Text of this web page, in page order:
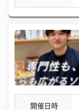
開催日時